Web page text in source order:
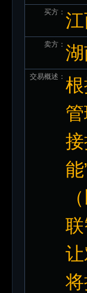
买方：
卖方：
交易概述：